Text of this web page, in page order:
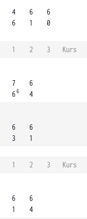
4
6
6
1
6
0
1 2 3
Kurs
7
66
6
4
6
3
6
1
1 2 3
Kurs
6
1
6
4